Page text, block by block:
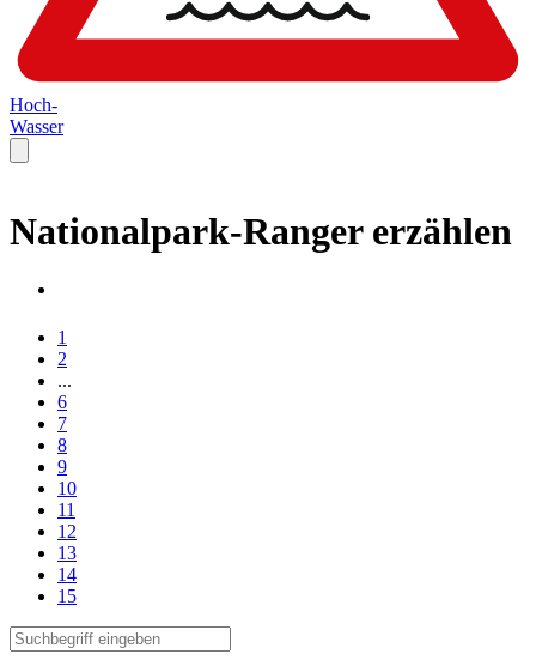
Hoch-
Wasser
Nationalpark-Ranger erzählen
1
2
...
6
7
8
9
10
11
12
13
14
15